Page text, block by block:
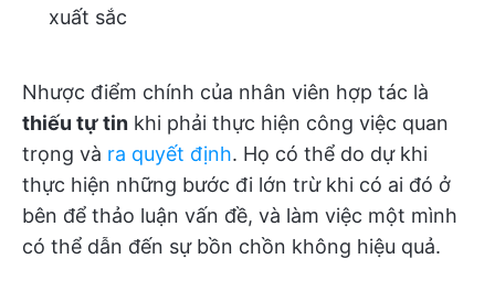
xuất sắc
Nhược điểm chính của nhân viên hợp tác là
thiếu tự tin khi phải thực hiện công việc quan
trọng và ra quyết định. Họ có thể do dự khi
thực hiện những bước đi lớn trừ khi có ai đó ở
bên để thảo luận vấn đề, và làm việc một mình
có thể dẫn đến sự bồn chồn không hiệu quả.